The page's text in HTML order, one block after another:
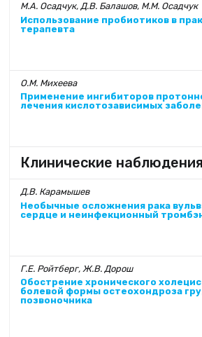
М.А. Осадчук, Д.В. Балашов, М.М. Осадчук
Использование пробиотиков в
терапевта
О.М. Михеева
Применение ингибиторов
лечения кислотозависимых
Клинические наблюдения
Д.В. Карамышев
Необычные осложнения рака
сердце и неинфекционный
Г.Е. Ройтберг, Ж.В. Дорош
Обострение хронического
болевой формы остеохондроза
позвоночника